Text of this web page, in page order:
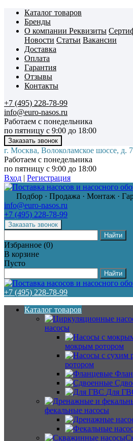
Каталог товаров
Бренды
О компании Реквизиты
Новости Статьи Вакансии
Доставка
Оплата
Гарантия
Отзывы
Контакты
+7 (495) 228-78-99
info@euro-nasos.ru
Работаем с понедельника
по пятницу с 9:00 до 18:00
г. Москва, Волоколамское шоссе, д.
Работаем с понедельника
по пятницу с 9:00 до 18:00
Вход | Регистрация
Подбор · Продажа · Монтаж ·
info@euro-nasos.ru
+7 (495) 228-78-99
Избранное (0)
В корзине
Пусто
+7 (495) 228-78-99
Каталог товаров
насосы
мокрым ротором
ротором
Для
фекальные насосы